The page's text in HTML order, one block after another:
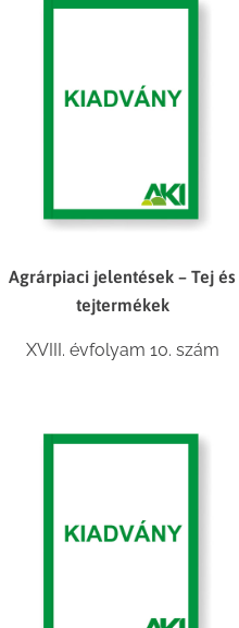
Agrárpiaci jelentések – Tej és
tejtermékek
XVIII. évfolyam 10. szám